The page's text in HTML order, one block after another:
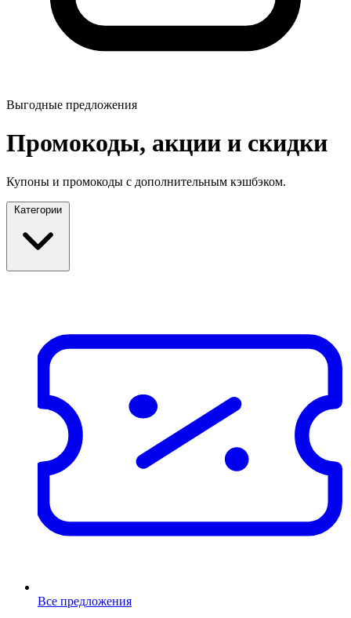
Выгодные предложения
Промокоды, акции и скидки
Купоны и промокоды с дополнительным кэшбэком.
Категории
Все предложения